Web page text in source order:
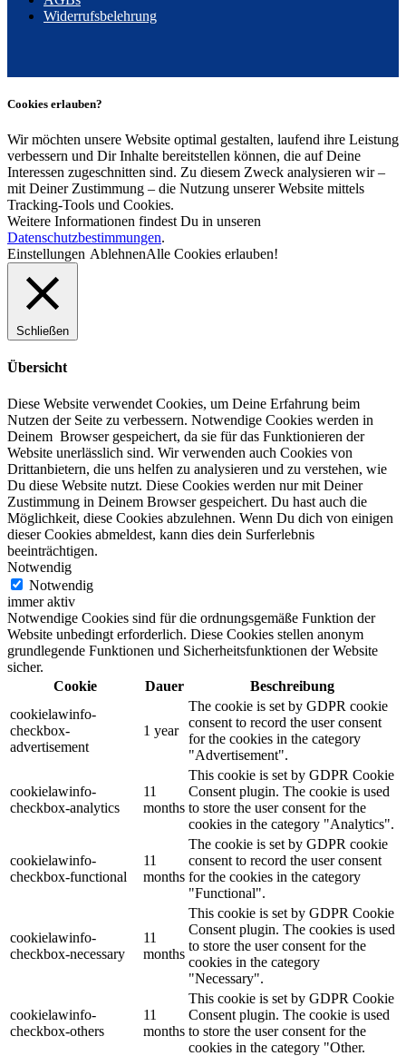
Widerrufsbelehrung
Cookies erlauben?
Wir möchten unsere Website optimal gestalten, laufend ihre Leistung
verbessern und Dir Inhalte bereitstellen können, die auf Deine
Interessen zugeschnitten sind. Zu diesem Zweck analysieren wir –
mit Deiner Zustimmung – die Nutzung unserer Website mittels
Tracking-Tools und Cookies.
Weitere Informationen findest Du in unseren
Datenschutzbestimmungen.
Einstellungen AblehnenAlle Cookies erlauben!
Schließen
Übersicht
Diese Website verwendet Cookies, um Deine Erfahrung beim
Nutzen der Seite zu verbessern. Notwendige Cookies werden in
Deinem Browser gespeichert, da sie für das Funktionieren der
Website unerlässlich sind. Wir verwenden auch Cookies von
Drittanbietern, die uns helfen zu analysieren und zu verstehen, wie
Du diese Website nutzt. Diese Cookies werden nur mit Deiner
Zustimmung in Deinem Browser gespeichert. Du hast auch die
Möglichkeit, diese Cookies abzulehnen. Wenn Du dich von einigen
dieser Cookies abmeldest, kann dies dein Surferlebnis
beeinträchtigen.
Notwendig
Notwendig
immer aktiv
Notwendige Cookies sind für die ordnungsgemäße Funktion der
Website unbedingt erforderlich. Diese Cookies stellen anonym
grundlegende Funktionen und Sicherheitsfunktionen der Website
sicher.
Cookie
Dauer
Beschreibung
cookielawinfo-
checkbox-
advertisement
1 year
The cookie is set by GDPR cookie
consent to record the user consent
for the cookies in the category
"Advertisement".
cookielawinfo-
checkbox-analytics
11
months
This cookie is set by GDPR Cookie
Consent plugin. The cookie is used
to store the user consent for the
cookies in the category "Analytics".
cookielawinfo-
checkbox-functional
11
months
The cookie is set by GDPR cookie
consent to record the user consent
for the cookies in the category
"Functional".
cookielawinfo-
checkbox-necessary
11
months
This cookie is set by GDPR Cookie
Consent plugin. The cookies is used
to store the user consent for the
cookies in the category
"Necessary".
cookielawinfo-
checkbox-others
11
months
This cookie is set by GDPR Cookie
Consent plugin. The cookie is used
to store the user consent for the
cookies in the category "Other.